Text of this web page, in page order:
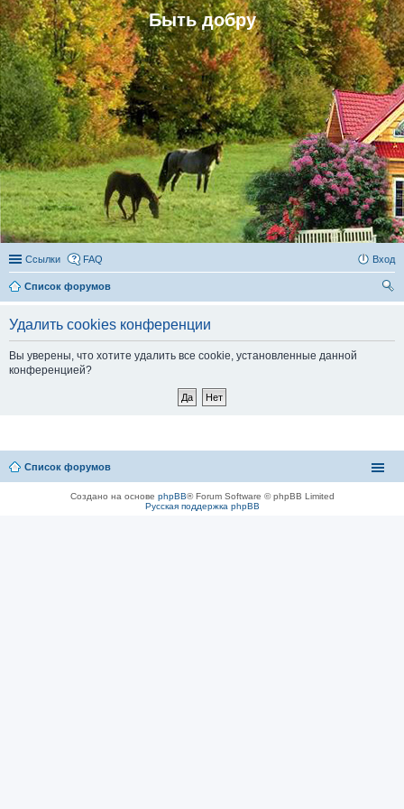
Быть добру
Ссылки FAQ Вход
Список форумов
Удалить cookies конференции
Вы уверены, что хотите удалить все cookie, установленные данной
конференцией?
Список форумов
Создано на основе phpBB® Forum Software © phpBB Limited
Русская поддержка phpBB